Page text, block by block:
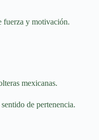
fuerza y motivación.
mexicanas.
de pertenencia.